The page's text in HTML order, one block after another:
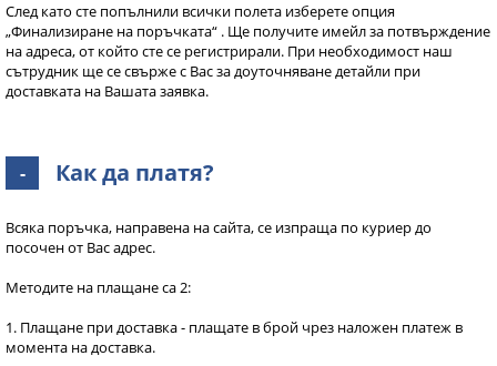
След като сте попълнили всички полета изберете опция
„Финализиране на поръчката“ . Ще получите имейл за потвърждение
на адреса, от който сте се регистрирали. При необходимост наш
сътрудник ще се свърже с Вас за доуточняване детайли при
доставката на Вашата заявка.
- Как да платя?
Всяка поръчка, направена на сайта, се изпраща по куриер до
посочен от Вас адрес.
Методите на плащане са 2:
1. Плащане при доставка - плащате в брой чрез наложен платеж в
момента на доставка.